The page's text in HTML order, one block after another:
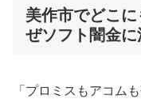
美作市でどこ
ぜソフト闇金
「プロミスもアコム